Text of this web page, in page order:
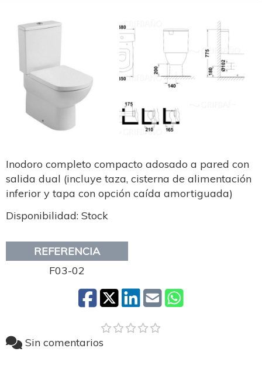
Inodoro completo compacto adosado a pared con
salida dual (incluye taza, cisterna de alimentación
inferior y tapa con opción caída amortiguada)
Disponibilidad: Stock
REFERENCIA
F03-02
Sin comentarios